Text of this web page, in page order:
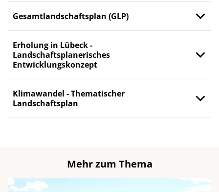
Gesamtlandschaftsplan (GLP)
Erholung in Lübeck -
Landschaftsplanerisches
Entwicklungskonzept
Klimawandel - Thematischer
Landschaftsplan
Mehr zum Thema